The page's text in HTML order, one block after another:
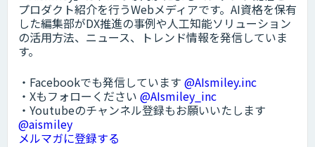
プロダクト紹介を行うWebメディアです。AI資格を保有
した編集部がDX推進の事例や人工知能ソリューション
の活用方法、ニュース、トレンド情報を発信していま
す。
・Facebookでも発信しています @AIsmiley.inc
・Xもフォローください @AIsmiley_inc
・Youtubeのチャンネル登録もお願いいたします
@aismiley
メルマガに登録する